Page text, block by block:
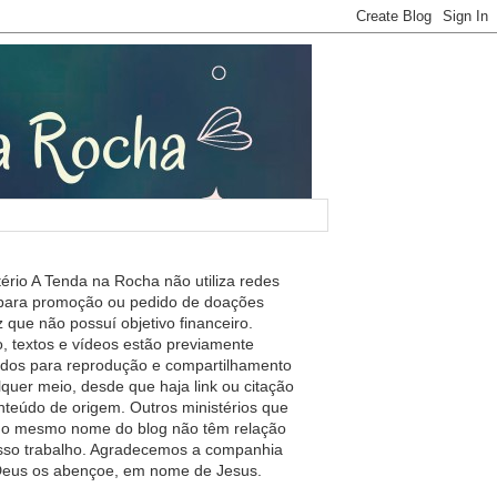
A Tenda na Rocha não utiliza redes
promoção ou pedido de doações
que não possuí objetivo financeiro.
textos e vídeos estão previamente
para reprodução e compartilhamento
meio, desde que haja link ou citação
de origem. Outros ministérios que
mesmo nome do blog não têm relação
trabalho. Agradecemos a companhia
os abençoe, em nome de Jesus.